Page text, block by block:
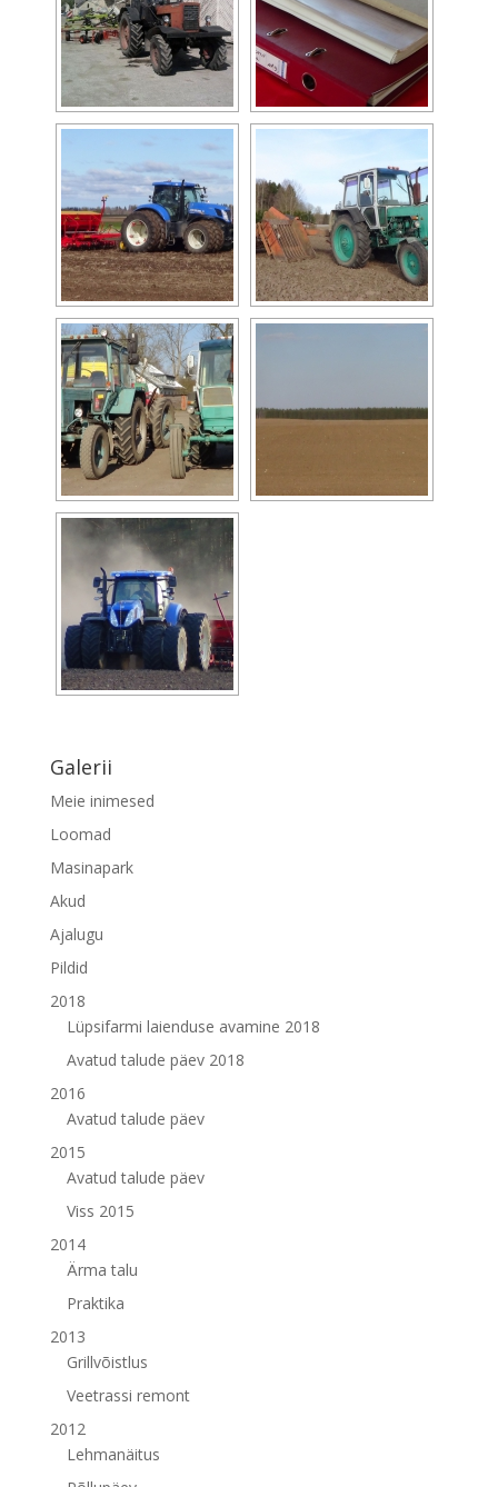
Galerii
Meie inimesed
Loomad
Masinapark
Akud
Ajalugu
Pildid
2018
Lüpsifarmi laienduse avamine 2018
Avatud talude päev 2018
2016
Avatud talude päev
2015
Avatud talude päev
Viss 2015
2014
Ärma talu
Praktika
2013
Grillvõistlus
Veetrassi remont
2012
Lehmanäitus